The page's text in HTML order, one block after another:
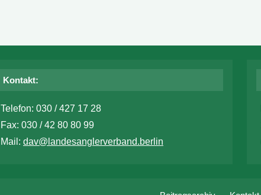
Kontakt:
Telefon: 030 / 427 17 28
Fax: 030 / 42 80 80 99
Mail: dav@landesanglerverband.berlin